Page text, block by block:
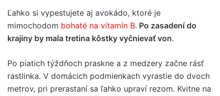
Ľahko si vypestujete aj avokádo, ktoré je
mimochodom bohaté na vitamín B. Po zasadení do
krajiny by mala tretina kôstky vyčnievať von.
Po piatich týždňoch praskne a z medzery začne rásť
rastlinka. V domácich podmienkach vyrastie do dvoch
metrov, pri prerastaní sa ľahko upraví rezom. Kvitne na